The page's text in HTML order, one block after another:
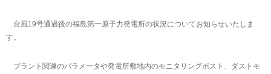
台風19号通過後の福島第一原子力発電所の状況についてお知らせいたしま
す。
プラント関連のパラメータや発電所敷地内のモニタリングポスト、ダストモ